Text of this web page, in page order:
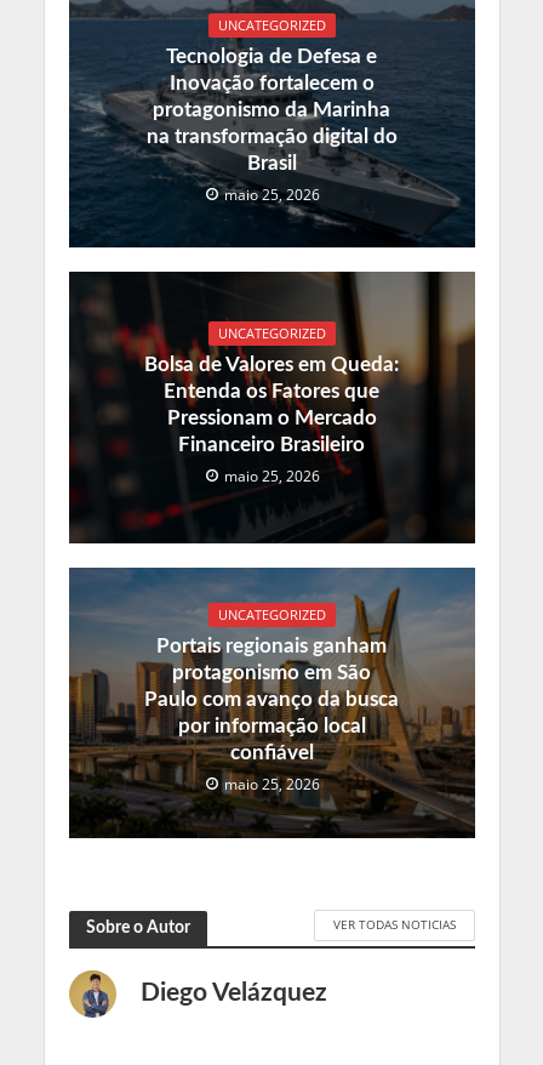
UNCATEGORIZED
Tecnologia de Defesa e
Inovação fortalecem o
protagonismo da Marinha
na transformação digital do
Brasil
maio 25, 2026
UNCATEGORIZED
Bolsa de Valores em Queda:
Entenda os Fatores que
Pressionam o Mercado
Financeiro Brasileiro
maio 25, 2026
UNCATEGORIZED
Portais regionais ganham
protagonismo em São
Paulo com avanço da busca
por informação local
confiável
maio 25, 2026
Sobre o Autor VER TODAS NOTICIAS
Diego Velázquez